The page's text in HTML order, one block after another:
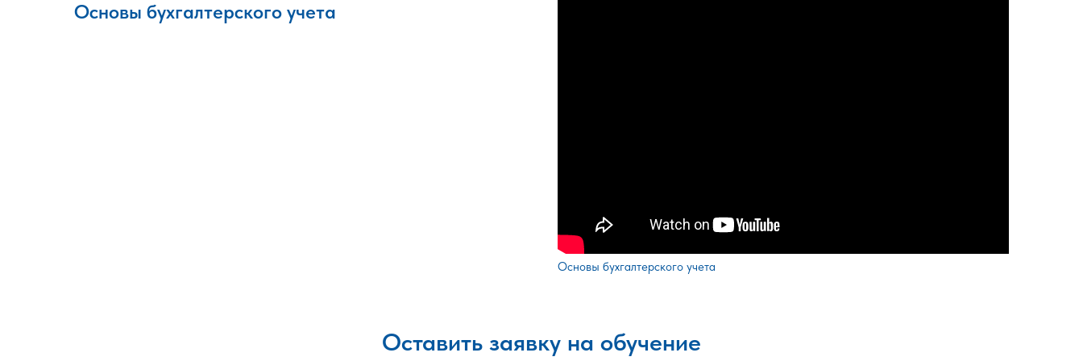
Основы бухгалтерского учета
Основы бухгалтерского учета
Оставить заявку на обучение